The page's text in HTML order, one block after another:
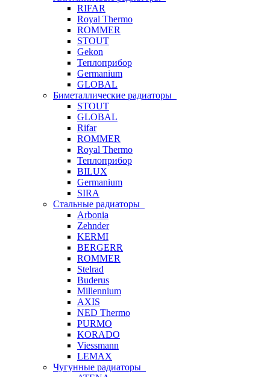
RIFAR
Royal Thermo
ROMMER
STOUT
Gekon
Теплоприбор
Germanium
GLOBAL
Биметаллические радиаторы
STOUT
GLOBAL
Rifar
ROMMER
Royal Thermo
Теплоприбор
BILUX
Germanium
SIRA
Стальные радиаторы
Arbonia
Zehnder
KERMI
BERGERR
ROMMER
Stelrad
Buderus
Millennium
AXIS
NED Thermo
PURMO
KORADO
Viessmann
LEMAX
Чугунные радиаторы